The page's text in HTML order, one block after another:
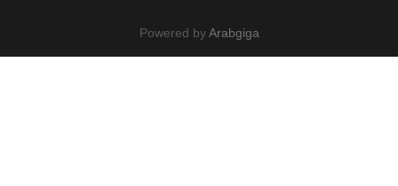
Powered by Arabgiga